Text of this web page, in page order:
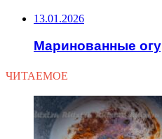
13.01.2026
Маринованные
ЧИТАЕМОЕ